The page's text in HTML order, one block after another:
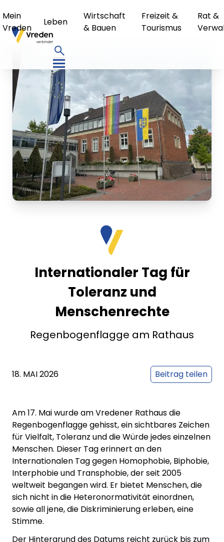
Mein
Vreden
Leben
Wirtschaft
& Bauen
Freizeit &
Tourismus
Rat &
Internationaler Tag für
Toleranz und
Menschenrechte
Regenbogenflagge am Rathaus
18. MAI 2026 Beitrag teilen
Am 17. Mai wurde am Vredener Rathaus die
Regenbogenflagge gehisst, ein sichtbares Zeichen
für Vielfalt, Toleranz und die Würde jedes einzelnen
Menschen. Dieser Tag erinnert an den
Internationalen Tag gegen Homophobie, Biphobie,
Interphobie und Transphobie, der seit 2005
weltweit begangen wird. Er bietet Menschen, die
sich nicht in die Heteronormativität einordnen,
sowie all jene, die Diskriminierung erleben, eine
Stimme.
Der Hintergrund des Datums reicht zurück bis zum